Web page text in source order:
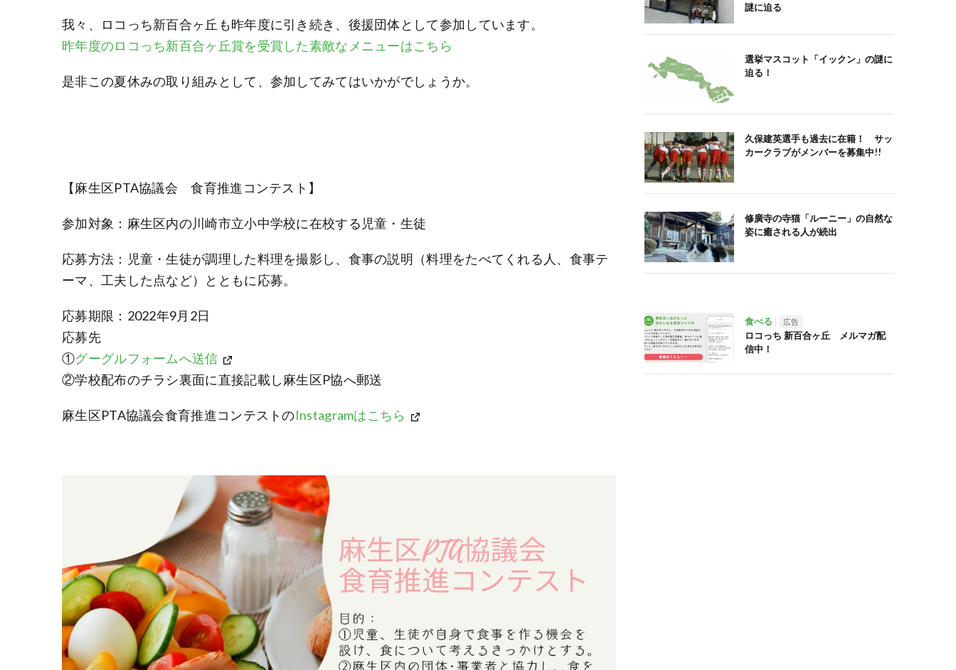
我々、ロコっち新百合ヶ丘も昨年度に引き続き、後援団体として参加しています。
昨年度のロコっち新百合ヶ丘賞を受賞した素敵なメニューはこちら
是非この夏休みの取り組みとして、参加してみてはいかがでしょうか。
【麻生区PTA協議会 食育推進コンテスト】
参加対象：麻生区内の川崎市立小中学校に在校する児童・生徒
応募方法：児童・生徒が調理した料理を撮影し、食事の説明（料理をたべてくれる人、食事テ
ーマ、工夫した点など）とともに応募。
応募期限：2022年9月2日
応募先
①グーグルフォームへ送信
②学校配布のチラシ裏面に直接記載し麻生区P協へ郵送
麻生区PTA協議会食育推進コンテストのInstagramはこちら
謎に迫る
選挙マスコット「イックン」の謎に
迫る！
久保建英選手も過去に在籍！ サッ
カークラブがメンバーを募集中!!
修廣寺の寺猫「ルーニー」の自然な
姿に癒される人が続出
食べる 広告
ロコっち 新百合ヶ丘 メルマガ配
信中！